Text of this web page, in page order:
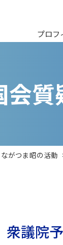
プロフ
会質
ながつま昭の活動
議院